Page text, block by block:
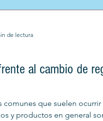
al cambio de
comunes que suelen
y productos en general
de lectura